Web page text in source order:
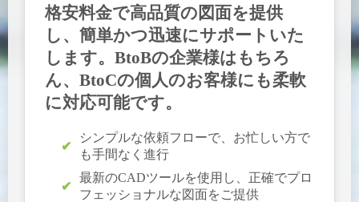
格安料金で高品質の図面を提供
し、 簡単かつ迅速にサポートいた
します。BtoBの企業様はもちろ
ん、BtoCの個人のお客様にも柔軟
に対応可能です。
シンプルな依頼フローで、お忙しい方で
も手間なく進行
最新のCADツールを使用し、正確でプロ
フェッショナルな図面をご提供